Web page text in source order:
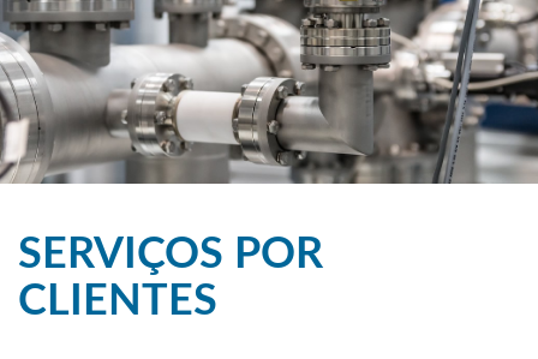
SERVIÇOS POR
CLIENTES